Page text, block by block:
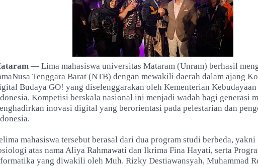
— Lima mahasiswa universitas Mataram (Unram) berhasil
Tenggara Barat (NTB) dengan mewakili daerah dalam ajang
Budaya GO! yang diselenggarakan oleh Kementerian
Kompetisi berskala nasional ini menjadi wadah bagi generasi
inovasi digital yang berorientasi pada pelestarian dan
mahasiswa tersebut berasal dari dua program studi berbeda, yakni
atas nama Aliya Rahmawati dan Ikrima Fina Hayati, serta
yang diwakili oleh Muh. Rizky Destiawansyah, Muhammad